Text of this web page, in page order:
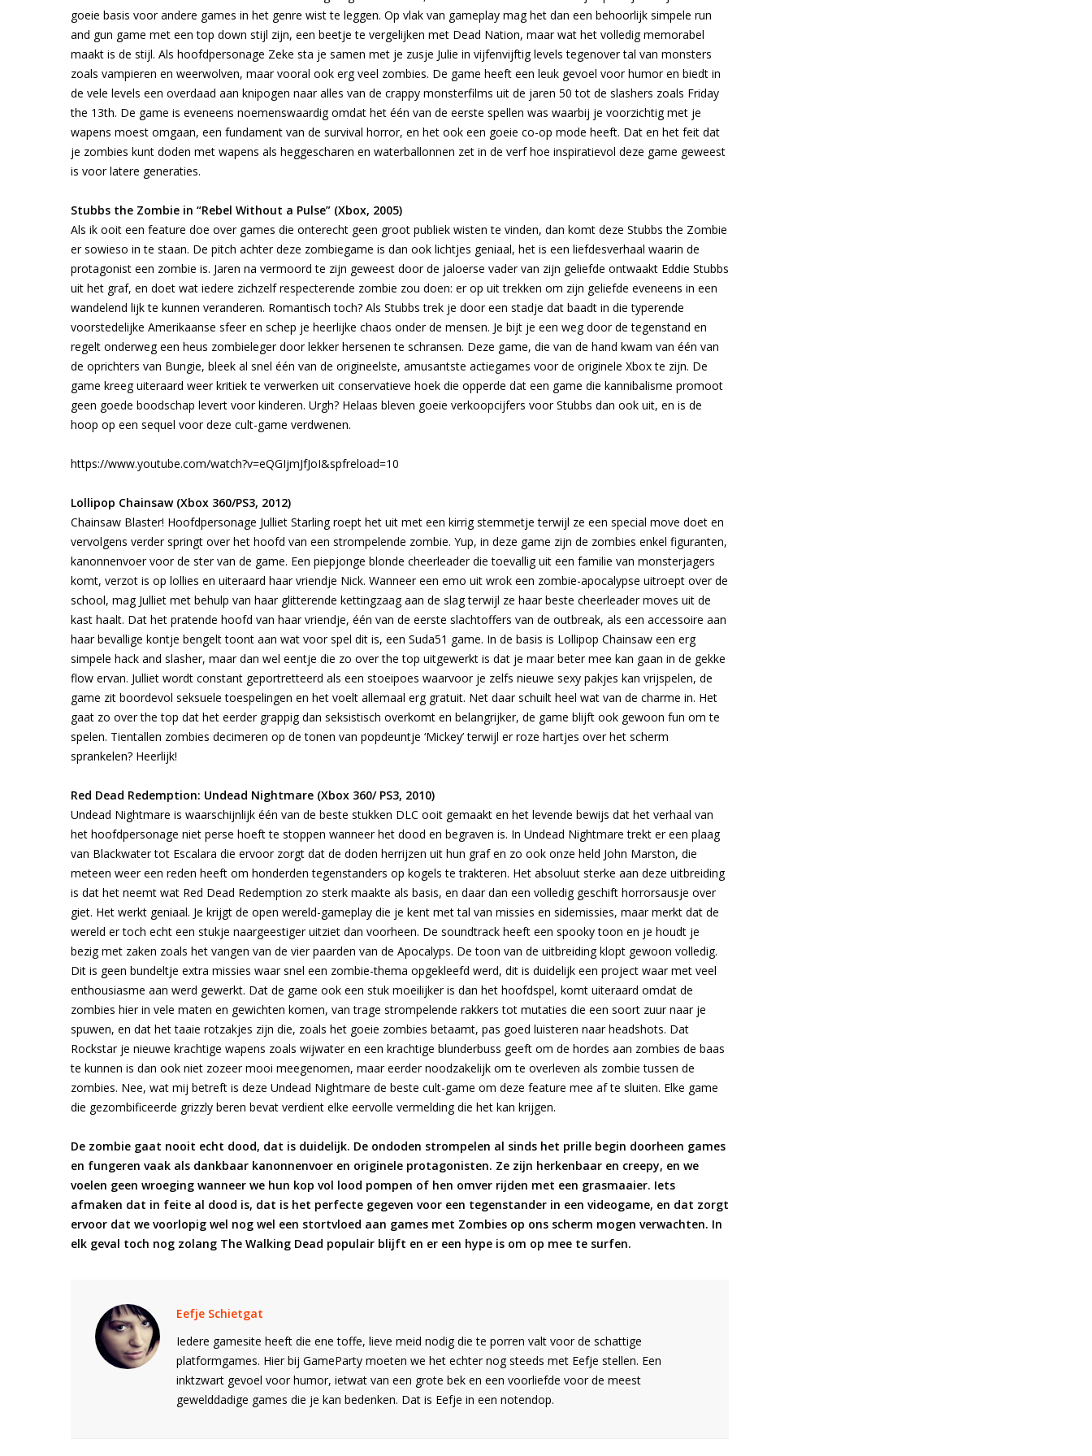
goeie basis voor andere games in het genre wist te leggen. Op vlak van gameplay mag het dan een behoorlijk simpele run
and gun game met een top down stijl zijn, een beetje te vergelijken met Dead Nation, maar wat het volledig memorabel
maakt is de stijl. Als hoofdpersonage Zeke sta je samen met je zusje Julie in vijfenvijftig levels tegenover tal van monsters
zoals vampieren en weerwolven, maar vooral ook erg veel zombies. De game heeft een leuk gevoel voor humor en biedt in
de vele levels een overdaad aan knipogen naar alles van de crappy monsterfilms uit de jaren 50 tot de slashers zoals Friday
the 13th. De game is eveneens noemenswaardig omdat het één van de eerste spellen was waarbij je voorzichtig met je
wapens moest omgaan, een fundament van de survival horror, en het ook een goeie co-op mode heeft. Dat en het feit dat
je zombies kunt doden met wapens als heggescharen en waterballonnen zet in de verf hoe inspiratievol deze game geweest
is voor latere generaties.
Stubbs the Zombie in “Rebel Without a Pulse” (Xbox, 2005)
Als ik ooit een feature doe over games die onterecht geen groot publiek wisten te vinden, dan komt deze Stubbs the Zombie
er sowieso in te staan. De pitch achter deze zombiegame is dan ook lichtjes geniaal, het is een liefdesverhaal waarin de
protagonist een zombie is. Jaren na vermoord te zijn geweest door de jaloerse vader van zijn geliefde ontwaakt Eddie Stubbs
uit het graf, en doet wat iedere zichzelf respecterende zombie zou doen: er op uit trekken om zijn geliefde eveneens in een
wandelend lijk te kunnen veranderen. Romantisch toch? Als Stubbs trek je door een stadje dat baadt in die typerende
voorstedelijke Amerikaanse sfeer en schep je heerlijke chaos onder de mensen. Je bijt je een weg door de tegenstand en
regelt onderweg een heus zombieleger door lekker hersenen te schransen. Deze game, die van de hand kwam van één van
de oprichters van Bungie, bleek al snel één van de origineelste, amusantste actiegames voor de originele Xbox te zijn. De
game kreeg uiteraard weer kritiek te verwerken uit conservatieve hoek die opperde dat een game die kannibalisme promoot
geen goede boodschap levert voor kinderen. Urgh? Helaas bleven goeie verkoopcijfers voor Stubbs dan ook uit, en is de
hoop op een sequel voor deze cult-game verdwenen.
https://www.youtube.com/watch?v=eQGIjmJfJoI&spfreload=10
Lollipop Chainsaw (Xbox 360/PS3, 2012)
Chainsaw Blaster! Hoofdpersonage Julliet Starling roept het uit met een kirrig stemmetje terwijl ze een special move doet en
vervolgens verder springt over het hoofd van een strompelende zombie. Yup, in deze game zijn de zombies enkel figuranten,
kanonnenvoer voor de ster van de game. Een piepjonge blonde cheerleader die toevallig uit een familie van monsterjagers
komt, verzot is op lollies en uiteraard haar vriendje Nick. Wanneer een emo uit wrok een zombie-apocalypse uitroept over de
school, mag Julliet met behulp van haar glitterende kettingzaag aan de slag terwijl ze haar beste cheerleader moves uit de
kast haalt. Dat het pratende hoofd van haar vriendje, één van de eerste slachtoffers van de outbreak, als een accessoire aan
haar bevallige kontje bengelt toont aan wat voor spel dit is, een Suda51 game. In de basis is Lollipop Chainsaw een erg
simpele hack and slasher, maar dan wel eentje die zo over the top uitgewerkt is dat je maar beter mee kan gaan in de gekke
flow ervan. Julliet wordt constant geportretteerd als een stoeipoes waarvoor je zelfs nieuwe sexy pakjes kan vrijspelen, de
game zit boordevol seksuele toespelingen en het voelt allemaal erg gratuit. Net daar schuilt heel wat van de charme in. Het
gaat zo over the top dat het eerder grappig dan seksistisch overkomt en belangrijker, de game blijft ook gewoon fun om te
spelen. Tientallen zombies decimeren op de tonen van popdeuntje ‘Mickey’ terwijl er roze hartjes over het scherm
sprankelen? Heerlijk!
Red Dead Redemption: Undead Nightmare (Xbox 360/ PS3, 2010)
Undead Nightmare is waarschijnlijk één van de beste stukken DLC ooit gemaakt en het levende bewijs dat het verhaal van
het hoofdpersonage niet perse hoeft te stoppen wanneer het dood en begraven is. In Undead Nightmare trekt er een plaag
van Blackwater tot Escalara die ervoor zorgt dat de doden herrijzen uit hun graf en zo ook onze held John Marston, die
meteen weer een reden heeft om honderden tegenstanders op kogels te trakteren. Het absoluut sterke aan deze uitbreiding
is dat het neemt wat Red Dead Redemption zo sterk maakte als basis, en daar dan een volledig geschift horrorsausje over
giet. Het werkt geniaal. Je krijgt de open wereld-gameplay die je kent met tal van missies en sidemissies, maar merkt dat de
wereld er toch echt een stukje naargeestiger uitziet dan voorheen. De soundtrack heeft een spooky toon en je houdt je
bezig met zaken zoals het vangen van de vier paarden van de Apocalyps. De toon van de uitbreiding klopt gewoon volledig.
Dit is geen bundeltje extra missies waar snel een zombie-thema opgekleefd werd, dit is duidelijk een project waar met veel
enthousiasme aan werd gewerkt. Dat de game ook een stuk moeilijker is dan het hoofdspel, komt uiteraard omdat de
zombies hier in vele maten en gewichten komen, van trage strompelende rakkers tot mutaties die een soort zuur naar je
spuwen, en dat het taaie rotzakjes zijn die, zoals het goeie zombies betaamt, pas goed luisteren naar headshots. Dat
Rockstar je nieuwe krachtige wapens zoals wijwater en een krachtige blunderbuss geeft om de hordes aan zombies de baas
te kunnen is dan ook niet zozeer mooi meegenomen, maar eerder noodzakelijk om te overleven als zombie tussen de
zombies. Nee, wat mij betreft is deze Undead Nightmare de beste cult-game om deze feature mee af te sluiten. Elke game
die gezombificeerde grizzly beren bevat verdient elke eervolle vermelding die het kan krijgen.
De zombie gaat nooit echt dood, dat is duidelijk. De ondoden strompelen al sinds het prille begin doorheen games
en fungeren vaak als dankbaar kanonnenvoer en originele protagonisten. Ze zijn herkenbaar en creepy, en we
voelen geen wroeging wanneer we hun kop vol lood pompen of hen omver rijden met een grasmaaier. Iets
afmaken dat in feite al dood is, dat is het perfecte gegeven voor een tegenstander in een videogame, en dat zorgt
ervoor dat we voorlopig wel nog wel een stortvloed aan games met Zombies op ons scherm mogen verwachten. In
elk geval toch nog zolang The Walking Dead populair blijft en er een hype is om op mee te surfen.
Eefje Schietgat
Iedere gamesite heeft die ene toffe, lieve meid nodig die te porren valt voor de schattige
platformgames. Hier bij GameParty moeten we het echter nog steeds met Eefje stellen. Een
inktzwart gevoel voor humor, ietwat van een grote bek en een voorliefde voor de meest
gewelddadige games die je kan bedenken. Dat is Eefje in een notendop.